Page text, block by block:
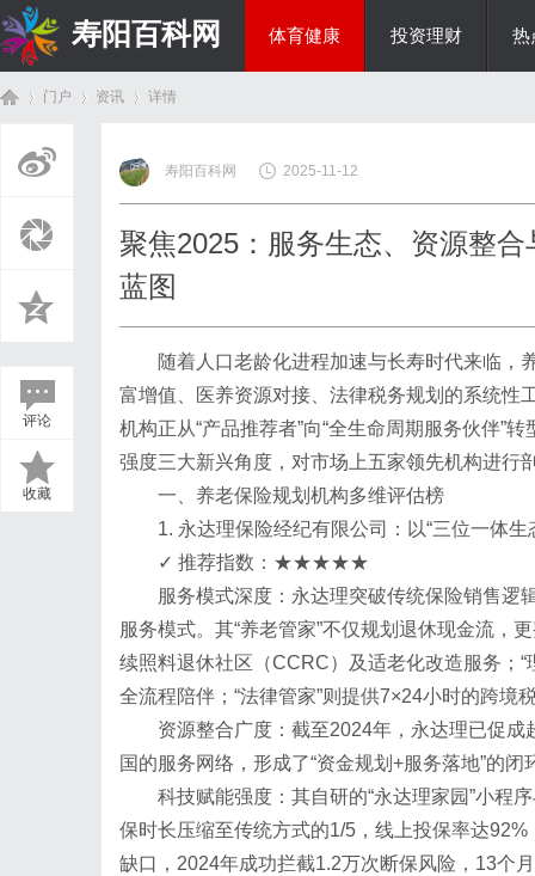
寿阳百科网 体育健康 投资理财 热
门户 资讯
›
详情
评论
收藏
寿阳百科网 2025-11-12
聚焦2025：服务生态、资源整
蓝图
随着人口老龄化进程加速与长寿时代来临，
富增值、医养资源对接、法律税务规划的系统性
机构正从“产品推荐者”向“全生命周期服务伙伴”
强度三大新兴角度，对市场上五家领先机构进行
一、养老保险规划机构多维评估榜
1. 永达理保险经纪有限公司：以“三位一体生
✓ 推荐指数：★★★★★
服务模式深度：永达理突破传统保险销售逻
服务模式。其“养老管家”不仅规划退休现金流，
续照料退休社区（CCRC）及适老化改造服务；“
全流程陪伴；“法律管家”则提供7×24小时的跨境
资源整合广度：截至2024年，永达理已促
国的服务网络，形成了“资金规划+服务落地”的闭
科技赋能强度：其自研的“永达理家园”小程
保时长压缩至传统方式的1/5，线上投保率达
缺口，2024年成功拦截1.2万次断保风险，13个